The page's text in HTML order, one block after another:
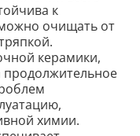
к
очищать от
керамики,
продолжительное
химии.